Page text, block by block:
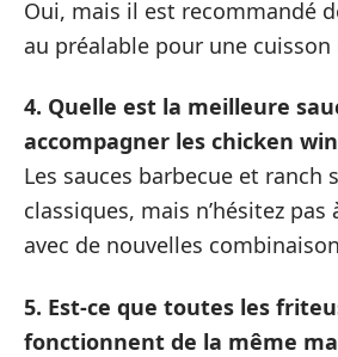
Oui, mais il est recommandé
au préalable pour une
4. Quelle est la meilleure
accompagner les chicken
Les sauces barbecue et ranch
classiques, mais n’hésitez
avec de nouvelles
5. Est-ce que toutes les
fonctionnent de la même